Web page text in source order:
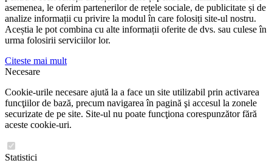
asemenea, le oferim partenerilor de rețele sociale, de publicitate și de
analize informații cu privire la modul în care folosiți site-ul nostru.
Aceștia le pot combina cu alte informații oferite de dvs. sau culese în
urma folosirii serviciilor lor.
Citeste mai mult
Necesare
Cookie-urile necesare ajută la a face un site utilizabil prin activarea
funcţiilor de bază, precum navigarea în pagină şi accesul la zonele
securizate de pe site. Site-ul nu poate funcţiona corespunzător fără
aceste cookie-uri.
Statistici